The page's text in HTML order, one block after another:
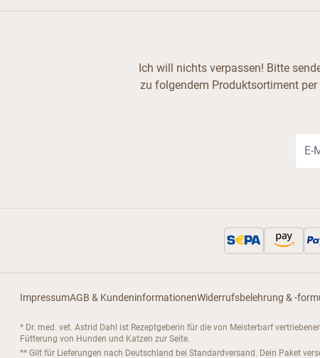
Ich will nichts verpassen! Bitte
zu folgendem Produktsortiment per
ImpressumAGB & KundeninformationenWiderrufsbelehrung & -
* Dr. med. vet. Astrid Dahl ist Rezeptgeberin für die von Meisterbarf
Fütterung von Hunden und Katzen zur Seite.
** Gilt für Lieferungen nach Deutschland bei Standardversand. Dein Paket